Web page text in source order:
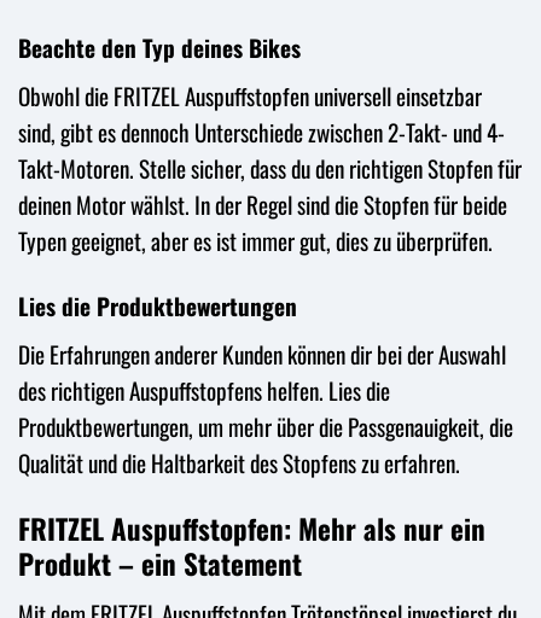
Beachte den Typ deines Bikes
Obwohl die FRITZEL Auspuffstopfen universell einsetzbar
sind, gibt es dennoch Unterschiede zwischen 2-Takt- und 4-
Takt-Motoren. Stelle sicher, dass du den richtigen Stopfen für
deinen Motor wählst. In der Regel sind die Stopfen für beide
Typen geeignet, aber es ist immer gut, dies zu überprüfen.
Lies die Produktbewertungen
Die Erfahrungen anderer Kunden können dir bei der Auswahl
des richtigen Auspuffstopfens helfen. Lies die
Produktbewertungen, um mehr über die Passgenauigkeit, die
Qualität und die Haltbarkeit des Stopfens zu erfahren.
FRITZEL Auspuffstopfen: Mehr als nur ein
Produkt – ein Statement